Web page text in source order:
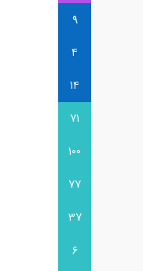
9
4
14
71
100
77
37
6